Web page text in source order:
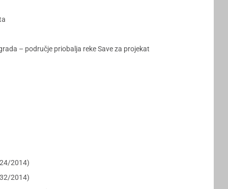
– područje priobalja reke Save za projekat
2014)
2014)